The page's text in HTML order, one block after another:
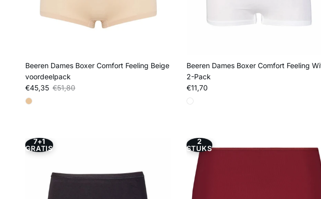
Beeren Dames Boxer Comfort Feeling Beige
voordeelpack
Verkoopprijs
€45,35 Reguliere prijs
€51,80
Beeren Dames Boxer Comfort Feeling
2-Pack
Reguliere prijs
€11,70
7+1
GRATIS
2
STUKS